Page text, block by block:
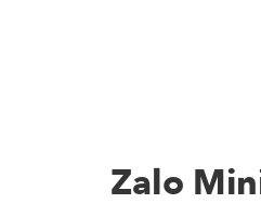
Zalo